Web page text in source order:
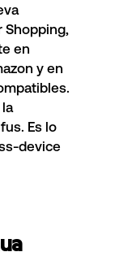
Shopping,
en
y en
Es lo
device